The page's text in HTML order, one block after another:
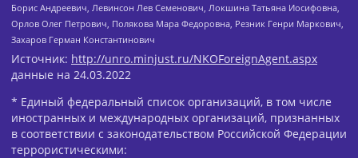
Борис Андреевич, Левинсон Лев Семенович, Локшина Татьяна Иосифовна,
Орлов Олег Петрович, Полякова Мара Федоровна, Резник Генри Маркович,
Захаров Герман Константинович
Источник: http://unro.minjust.ru/NKOForeignAgent.aspx
данные на 24.03.2022
* Единый федеральный список организаций, в том числе
иностранных и международных организаций, признанных
в соответствии с законодательством Российской Федерации
террористическими: